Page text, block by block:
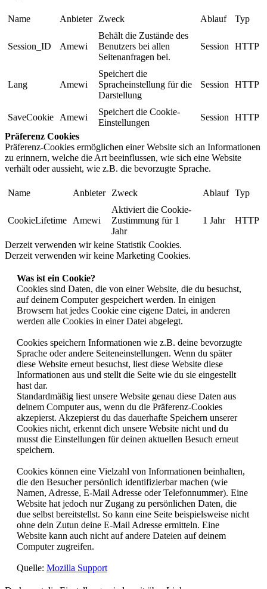
Name Anbieter Zweck Ablauf Typ
Session_ID Amewi
Behält die Zustände des
Benutzers bei allen
Seitenanfragen bei.
Session HTTP
Lang Amewi
Speichert die
Spracheinstellung für die
Darstellung
Session HTTP
SaveCookie Amewi
Speichert die Cookie-
Einstellungen
Session
HTTP
Präferenz Cookies
Präferenz-Cookies ermöglichen einer Website sich an Informationen
zu erinnern, welche die Art beeinflussen, wie sich eine Website
verhält oder aussieht, wie z.B. die bevorzugte Sprache.
Name Anbieter Zweck Ablauf Typ
CookieLifetime Amewi
Aktiviert die Cookie-
Zustimmung für 1
Jahr
1 Jahr HTTP
Derzeit verwenden wir keine Statistik Cookies.
Derzeit verwenden wir keine Marketing Cookies.
Was ist ein Cookie?
Cookies sind Daten, die von einer Website, die du besuchst,
auf deinem Computer gespeichert werden. In einigen
Browsern hat jedes Cookie eine eigene Datei, in anderen
werden alle Cookies in einer Datei abgelegt.
Cookies speichern Informationen wie z.B. deine bevorzugte
Sprache oder andere Seiteneinstellungen. Wenn du später
diese Website erneut besuchst, liest diese Website diese
Informationen aus und stellt die Seite wie du sie eingestellt
hast dar.
Standardmäßig liest unsere Website genau diese Daten aus
deinem Computer aus, wenn du die Präferenz-Cookies
akzepierst. Akzepierst du das dauerhafte Speichern unserer
Cookies nicht, erkennt dich unsere Website nicht und du
musst die Einstellungen für deinen aktuellen Besuch erneut
speichern.
Cookies können eine Vielzahl von Informationen beinhalten,
die den Besucher persönlich identifizierbar machen (wie
Namen, Adresse, E-Mail Adresse oder Telefonnummer). Eine
Website hat jedoch nur Zugang zu persönlichen Daten, die
due selbst bereitstellst. So kann eine Seite beispielsweise nicht
ohne dein Zutun deine E-Mail Adresse ermitteln. Eine
Website kann auch nicht auf andere Dateien auf deinem
Computer zugreifen.
Quelle: Mozilla Support